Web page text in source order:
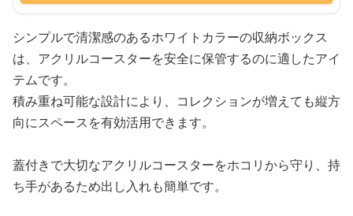
シンプルで清潔感のあるホワイトカラーの収納ボックス
は、アクリルコースターを安全に保管するのに適したアイ
テムです。
積み重ね可能な設計により、コレクションが増えても縦方
向にスペースを有効活用できます。
蓋付きで大切なアクリルコースターをホコリから守り、持
ち手があるため出し入れも簡単です。